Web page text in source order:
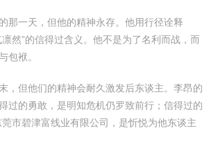
那一天，但他的精神永存。他用行径诠释
然”的信得过含义。他不是为了名利而战，而
包袱。
，但他们的精神会耐久激发后东谈主。李昂的
过的勇敢，是明知危机仍罗致前行；信得过的
市碧津富线业有限公司，是忻悦为他东谈主